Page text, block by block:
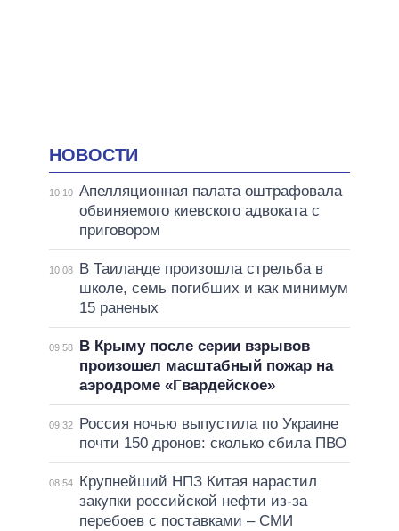
НОВОСТИ
10:10 Апелляционная палата оштрафовала
обвиняемого киевского адвоката с
приговором
10:08
В Таиланде произошла стрельба в
школе, семь погибших и как минимум
15 раненых
09:58
В Крыму после серии взрывов
произошел масштабный пожар на
аэродроме «Гвардейское»
09:32
Россия ночью выпустила по Украине
почти 150 дронов: сколько сбила ПВО
08:54
Крупнейший НПЗ Китая нарастил
закупки российской нефти из-за
перебоев с поставками – СМИ